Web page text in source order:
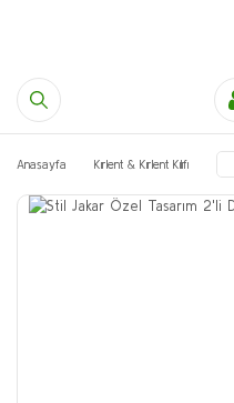
Anasayfa Kırlent & Kırlent Kılıfı